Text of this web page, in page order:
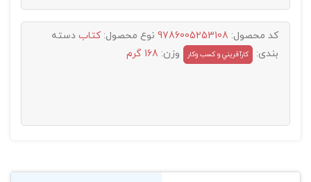
کد محصول: 9786005253108 نوع محصول:کتاب دسته
بندی:
کارآفريني و کسب وکار وزن: 168 گرم